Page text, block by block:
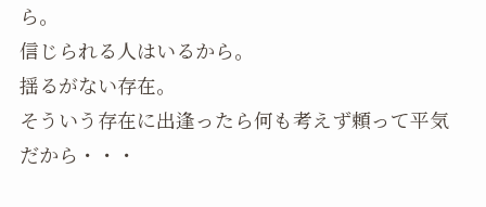
ら。
信じられる人はいるから。
揺るがない存在。
そういう存在に出逢ったら何も考えず頼って平気
だから・・・